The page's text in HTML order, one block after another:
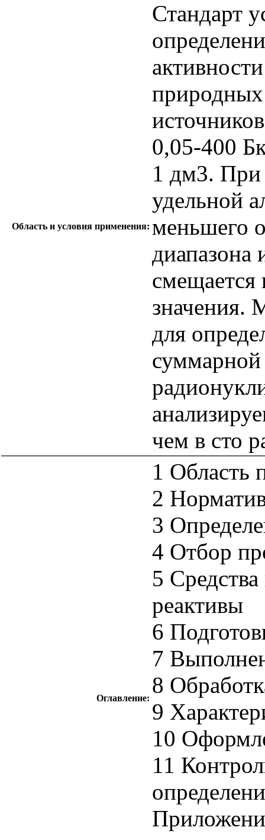
Область и условия применения:
Стандарт
природных
0,05-400
1 дм3. При
удельной
меньшего
диапазона
смещается
значения.
для
суммарной
чем в сто
Оглавление:
1 Область
2
3
4 Отбор
5
реактивы
6
7
8
9
10
11